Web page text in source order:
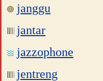
janggu
jantar
jazzophone
jentreng